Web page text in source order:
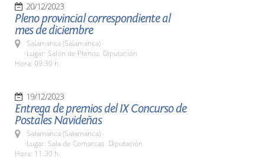
20/12/2023
Pleno provincial correspondiente al
mes de diciembre
Salamanca (Salamanca)
Lugar: Salón de Plenos. Diputación
Hora: 09:30 h.
19/12/2023
Entrega de premios del IX Concurso de
Postales Navideñas
Salamanca (Salamanca)
Lugar: Sala de Comarcas. Diputación
Hora: 11:30 h.